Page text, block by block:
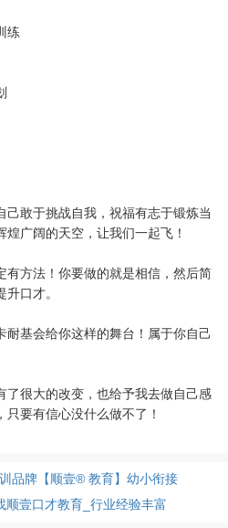
练
敢于挑战自我，祝福有志于锻炼当
广阔的天空，让我们一起飞！
有方法！你要做的就是相信，然后简
口才。
耐基会给你这样的舞台！属于你自己
了很大的改变，也给予我去做自己感
要有信心没什么做不了！
品牌【顺壹® 教育】幼小衔接
顺壹口才教育_行业经验丰富